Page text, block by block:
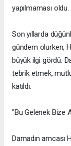
yapılmaması oldu.
Son yıllarda
gündem olurken,
büyük ilgi gördü.
tebrik etmek,
katıldı.
"Bu Gelenek Bize
Damadın amcası